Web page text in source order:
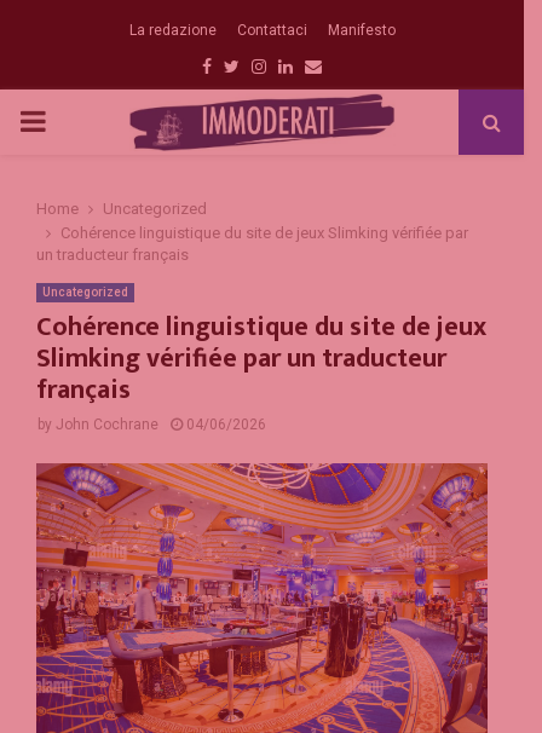
La redazione Contattaci Manifesto
Facebook
Twitter
Instagram
Linkedin
Email
PRIMARY
Home
Uncategorized
Cohérence linguistique du site de jeux Slimking vérifiée par
un traducteur français
Uncategorized
Cohérence linguistique du site de jeux
Slimking vérifiée par un traducteur
français
by John Cochrane 04/06/2026